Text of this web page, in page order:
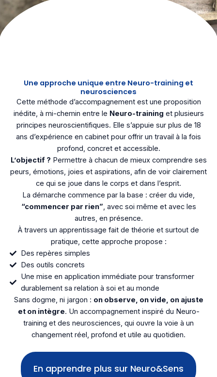
Une approche unique entre Neuro-training et
neurosciences
Cette méthode d’accompagnement est une proposition
inédite, à mi-chemin entre le Neuro-training et plusieurs
principes neuroscientifiques. Elle s’appuie sur plus de 18
ans d’expérience en cabinet pour offrir un travail à la fois
profond, concret et accessible.
L’objectif ? Permettre à chacun de mieux comprendre ses
peurs, émotions, joies et aspirations, afin de voir clairement
ce qui se joue dans le corps et dans l’esprit.
La démarche commence par la base : créer du vide,
“commencer par rien”, avec soi même et avec les
autres, en présence.
À travers un apprentissage fait de théorie et surtout de
pratique, cette approche propose :
Des repères simples
Des outils concrets
Une mise en application immédiate pour transformer
durablement sa relation à soi et au monde
Sans dogme, ni jargon : on observe, on vide, on ajuste
et on intègre. Un accompagnement inspiré du Neuro-
training et des neurosciences, qui ouvre la voie à un
changement réel, profond et utile au quotidien.
En apprendre plus sur Neuro&Sens